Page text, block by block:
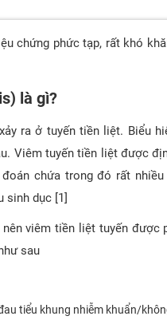
chứng phức tạp, rất khó
là gì?
ra ở tuyến tiền liệt. Biểu
Viêm tuyến tiền liệt được
chứa trong đó rất
sinh dục [1]
viêm tiền liệt tuyến
sau
tiểu khung nhiễm khuẩn/